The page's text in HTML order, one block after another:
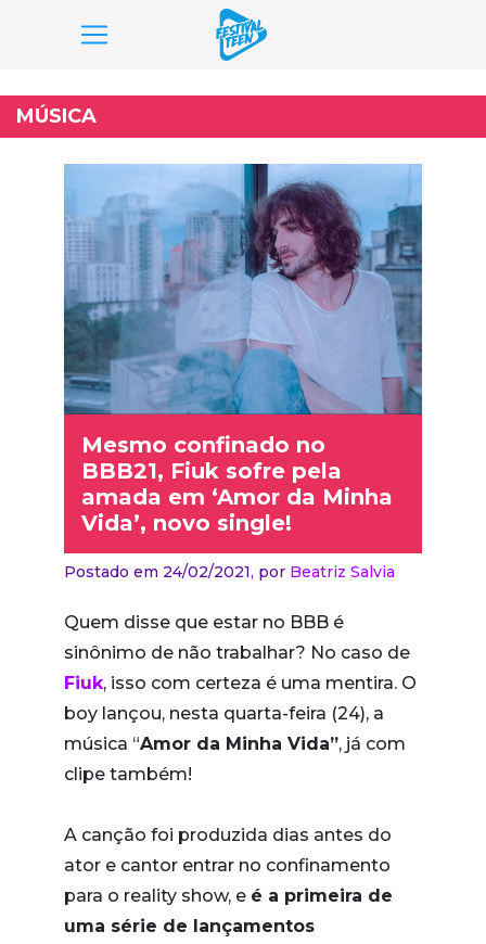
para
o
conteúdo
MÚSICA
Mesmo confinado no
BBB21, Fiuk sofre pela
amada em ‘Amor da Minha
Vida’, novo single!
Postado em 24/02/2021, por Beatriz Salvia
Quem disse que estar no BBB é
sinônimo de não trabalhar? No caso de
Fiuk, isso com certeza é uma mentira. O
boy lançou, nesta quarta-feira (24), a
música “Amor da Minha Vida”, já com
clipe também!
A canção foi produzida dias antes do
ator e cantor entrar no confinamento
para o reality show, e é a primeira de
uma série de lançamentos